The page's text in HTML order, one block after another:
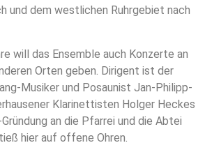
und dem westlichen Ruhrgebiet nach
will das Ensemble auch Konzerte an
Orten geben. Dirigent ist der
Musiker und Posaunist Jan-Philipp-
Klarinettisten Holger Heckes
an die Pfarrei und die Abtei
hier auf offene Ohren.